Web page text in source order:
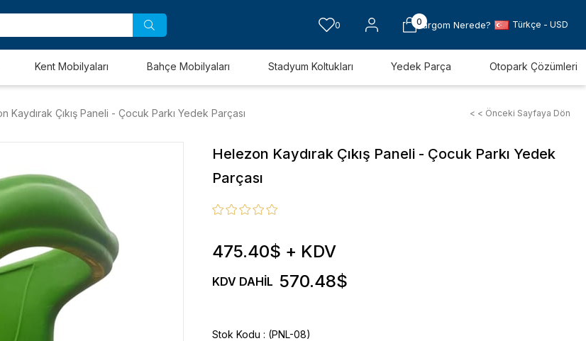
0 0
Kargom Nerede? Türkçe - USD
Kent Mobilyaları Bahçe Mobilyaları Stadyum Koltukları Yedek Parça Otopark Çözümleri
Kaydırak Çıkış Paneli - Çocuk Parkı Yedek Parçası < < Önceki Sayfaya Dön
Helezon Kaydırak Çıkış Paneli - Çocuk Parkı Yedek
Parçası
475.40$ + KDV
KDV DAHIL 570.48$
Stok Kodu
(PNL-08)